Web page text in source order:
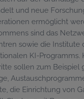
und neue
ermöglicht
sind das
sowie die Institute
KI-Programms.
sollen zum Beispiel
die Einrichtung von